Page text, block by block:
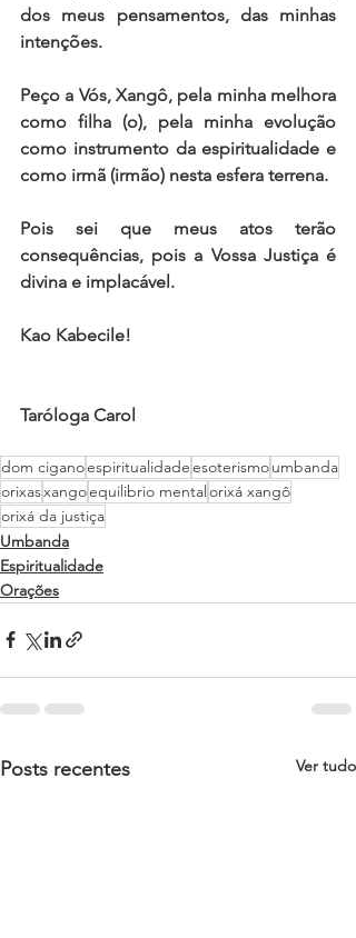
dos meus pensamentos, das minhas
intenções.
Peço a Vós, Xangô, pela minha melhora
como filha (o), pela minha evolução
como instrumento da espiritualidade e
Pois sei que meus atos terão
consequências, pois a Vossa Justiça é
divina e implacável.
Kao Kabecile!
Taróloga Carol
dom ciganoespiritualidadeesoterismoumbanda
orixasxangoequilibrio mentalorixá xangô
orixá da justiça
Umbanda
Espiritualidade
Orações
Posts recentes Ver tudo